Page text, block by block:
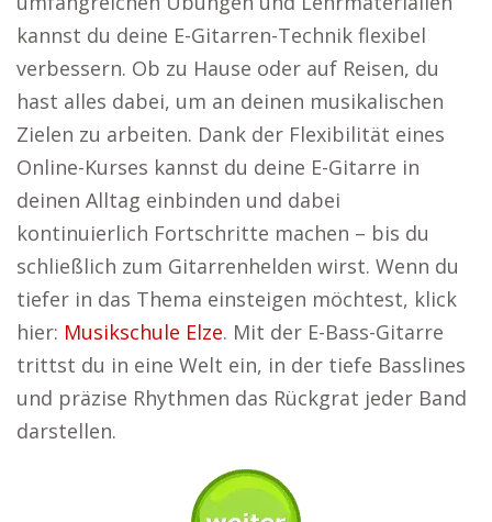
kannst du deine E-Gitarren-Technik flexibel
verbessern. Ob zu Hause oder auf Reisen, du
hast alles dabei, um an deinen musikalischen
Zielen zu arbeiten. Dank der Flexibilität eines
Online-Kurses kannst du deine E-Gitarre in
deinen Alltag einbinden und dabei
kontinuierlich Fortschritte machen – bis du
schließlich zum Gitarrenhelden wirst. Wenn du
tiefer in das Thema einsteigen möchtest, klick
hier: Musikschule Elze. Mit der E-Bass-Gitarre
trittst du in eine Welt ein, in der tiefe Basslines
und präzise Rhythmen das Rückgrat jeder Band
darstellen.